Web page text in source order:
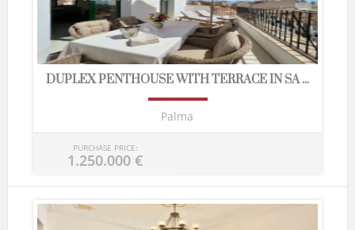
DUPLEX PENTHOUSE WITH TERRACE IN SA ...
Palma
PURCHASE PRICE:
1.250.000 €